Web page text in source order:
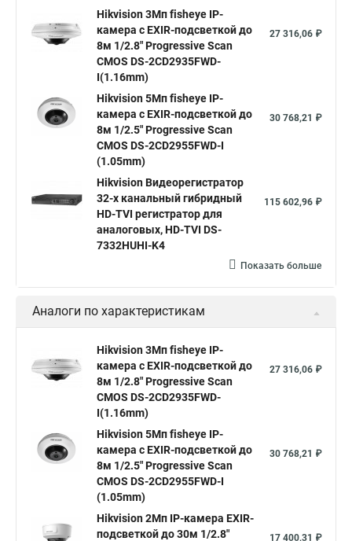
Hikvision купить Hikvision уличная ip камера
Hikvision poe
Hikvision 2 8 mm Hikvision camera Hikvision 2cd1148 i b
Видеонаблюдение Ip видеокамеры
Hikvision 2cd2142fwd
Hikvision ds 2cd1148 hikvision ds 2cd1148 i b
hikvision ds 2cd2042wd i Видеокамера hikvision
Видеокамеры hikvision ds
Камера Hikvision ds 2ce16d8t
Видеокамера hikvision hiwatch
Камера Hikvision ds 2cd2442fwd
Уличная камера Hikvision ip camera
Hikvision поворотная камера Hikvision купольная
Нikvision микрофон Hikvision поворотная
Hikvision порты
Hikvision 3Мп fisheye IP-
камера c EXIR-подсветкой до
8м 1/2.8" Progressive Scan
CMOS DS-2CD2935FWD-
I(1.16mm)
27 316,06 ₽
Hikvision 5Мп fisheye IP-
камера c EXIR-подсветкой до
8м 1/2.5" Progressive Scan
CMOS DS-2CD2955FWD-I
(1.05mm)
30 768,21 ₽
Hikvision Видеорегистратор
32-х канальный гибридный
HD-TVI регистратор для
аналоговых, HD-TVI DS-
7332HUHI-K4
115 602,96 ₽
Показать больше
Аналоги по характеристикам
Hikvision 3Мп fisheye IP-
камера c EXIR-подсветкой до
8м 1/2.8" Progressive Scan
CMOS DS-2CD2935FWD-
I(1.16mm)
27 316,06 ₽
Hikvision 5Мп fisheye IP-
камера c EXIR-подсветкой до
8м 1/2.5" Progressive Scan
CMOS DS-2CD2955FWD-I
(1.05mm)
30 768,21 ₽
Hikvision 2Мп IP-камера EXIR-
подсветкой до 30м 1/2.8"
17 400,31 ₽